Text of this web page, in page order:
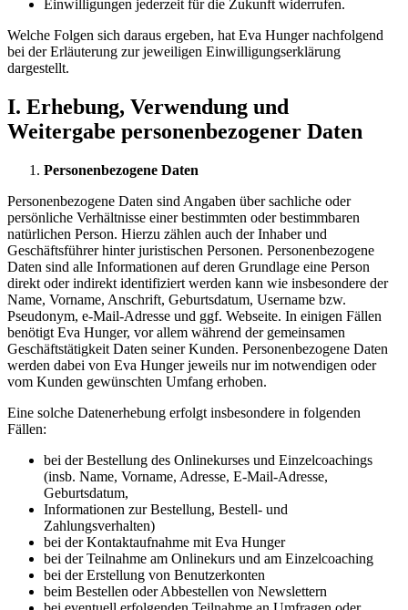
Einwilligungen jederzeit für die Zukunft widerrufen.
Welche Folgen sich daraus ergeben, hat Eva Hunger nachfolgend
bei der Erläuterung zur jeweiligen Einwilligungserklärung
dargestellt.
I. Erhebung, Verwendung und
Weitergabe personenbezogener Daten
Personenbezogene Daten
Personenbezogene Daten sind Angaben über sachliche oder
persönliche Verhältnisse einer bestimmten oder bestimmbaren
natürlichen Person. Hierzu zählen auch der Inhaber und
Geschäftsführer hinter juristischen Personen. Personenbezogene
Daten sind alle Informationen auf deren Grundlage eine Person
direkt oder indirekt identifiziert werden kann wie insbesondere der
Name, Vorname, Anschrift, Geburtsdatum, Username bzw.
Pseudonym, e-Mail-Adresse und ggf. Webseite. In einigen Fällen
benötigt Eva Hunger, vor allem während der gemeinsamen
Geschäftstätigkeit Daten seiner Kunden. Personenbezogene Daten
werden dabei von Eva Hunger jeweils nur im notwendigen oder
vom Kunden gewünschten Umfang erhoben.
Eine solche Datenerhebung erfolgt insbesondere in folgenden
Fällen:
bei der Bestellung des Onlinekurses und Einzelcoachings
(insb. Name, Vorname, Adresse, E-Mail-Adresse,
Geburtsdatum,
Informationen zur Bestellung, Bestell- und
Zahlungsverhalten)
bei der Kontaktaufnahme mit Eva Hunger
bei der Teilnahme am Onlinekurs und am Einzelcoaching
bei der Erstellung von Benutzerkonten
beim Bestellen oder Abbestellen von Newslettern